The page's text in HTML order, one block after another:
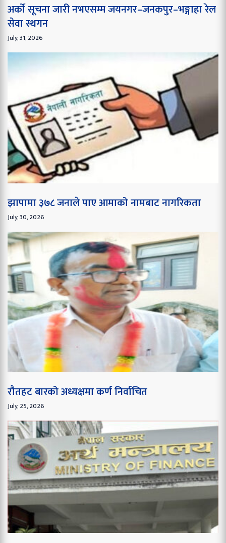
अर्को सूचना जारी नभएसम्म जयनगर–जनकपुर–भङ्गाहा रेल
सेवा स्थगन
July, 31, 2026
झापामा ३७८ जनाले पाए आमाको नामबाट नागरिकता
July, 30, 2026
रौतहट बारको अध्यक्षमा कर्ण निर्वाचित
July, 25, 2026